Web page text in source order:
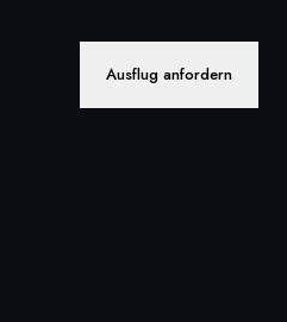
Ausflug anfordern